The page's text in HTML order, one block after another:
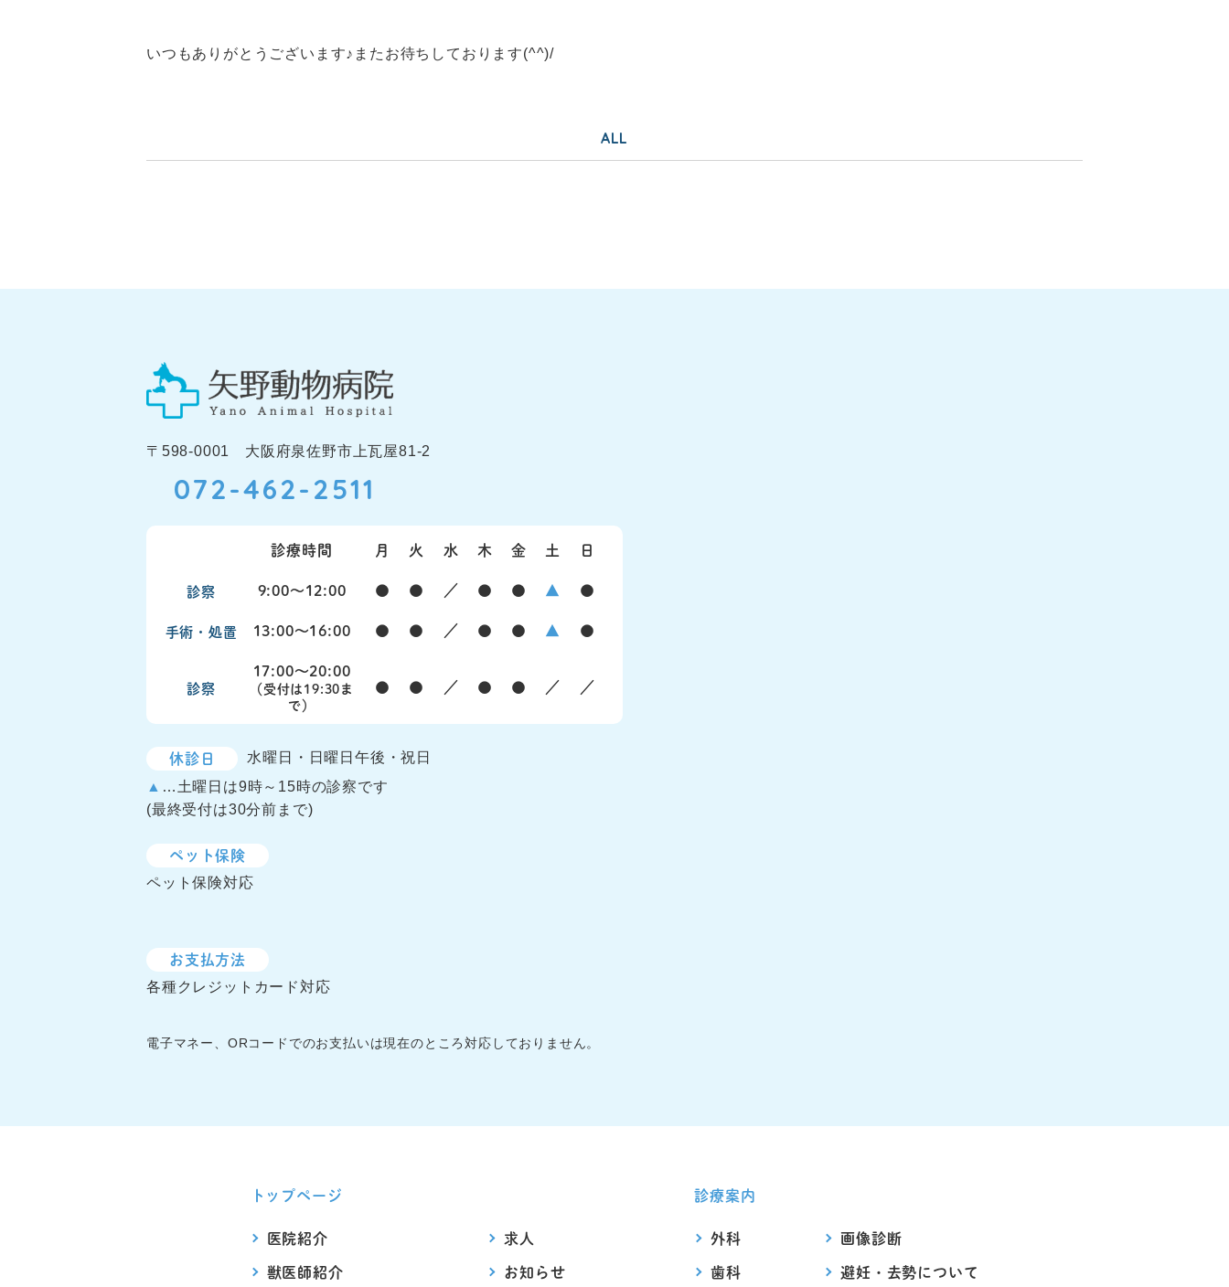
いつもありがとうございます♪またお待ちしております(^^)/
ALL
〒598-0001 大阪府泉佐野市上瓦屋81-2
072-462-2511
診療時間 月 火 水 木 金 土 日
診察 9:00〜12:00 ● ● ／ ● ● ▲ ●
手術・処置 13:00〜16:00 ● ● ／ ● ● ▲ ●
診察
17:00〜20:00
（受付は19:30ま
で）
● ● ／ ● ● ／ ／
休診日
水曜日・日曜日午後・祝日
▲ …土曜日は9時～15時の診察です
(最終受付は30分前まで)
ペット保険
ペット保険対応
お支払方法
各種クレジットカード対応
電子マネー、ORコードでのお支払いは現在のところ対応しておりません。
トップページ
医院紹介
獣医師紹介
求人
お知らせ
診療案内
外科
歯科
画像診断
避妊・去勢について